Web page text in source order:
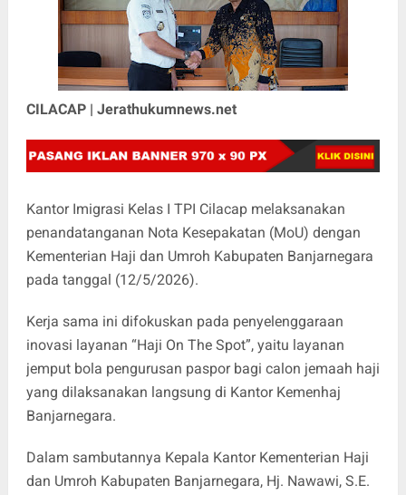
CILACAP | Jerathukumnews.net
Kantor Imigrasi Kelas I TPI Cilacap melaksanakan
penandatanganan Nota Kesepakatan (MoU) dengan
Kementerian Haji dan Umroh Kabupaten Banjarnegara
pada tanggal (12/5/2026).
Kerja sama ini difokuskan pada penyelenggaraan
inovasi layanan “Haji On The Spot”, yaitu layanan
jemput bola pengurusan paspor bagi calon jemaah haji
yang dilaksanakan langsung di Kantor Kemenhaj
Banjarnegara.
Dalam sambutannya Kepala Kantor Kementerian Haji
dan Umroh Kabupaten Banjarnegara, Hj. Nawawi, S.E.